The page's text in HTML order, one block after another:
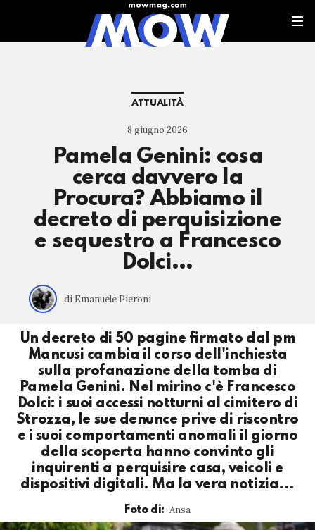
ATTUALITÀ
8 giugno 2026
Pamela Genini: cosa
cerca davvero la
Procura? Abbiamo il
decreto di perquisizione
e sequestro a Francesco
Dolci…
di Emanuele Pieroni
Un decreto di 50 pagine firmato dal pm
Mancusi cambia il corso dell'inchiesta
sulla profanazione della tomba di
Pamela Genini. Nel mirino c'è Francesco
Dolci: i suoi accessi notturni al cimitero di
Strozza, le sue denunce prive di riscontro
e i suoi comportamenti anomali il giorno
della scoperta hanno convinto gli
inquirenti a perquisire casa, veicoli e
dispositivi digitali. Ma la vera notizia...
Foto di: Ansa